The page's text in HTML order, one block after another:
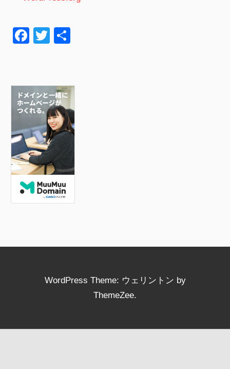
F
e
b
o
o
k
T
er
WordPress Theme: ウェリントン by
ThemeZee.